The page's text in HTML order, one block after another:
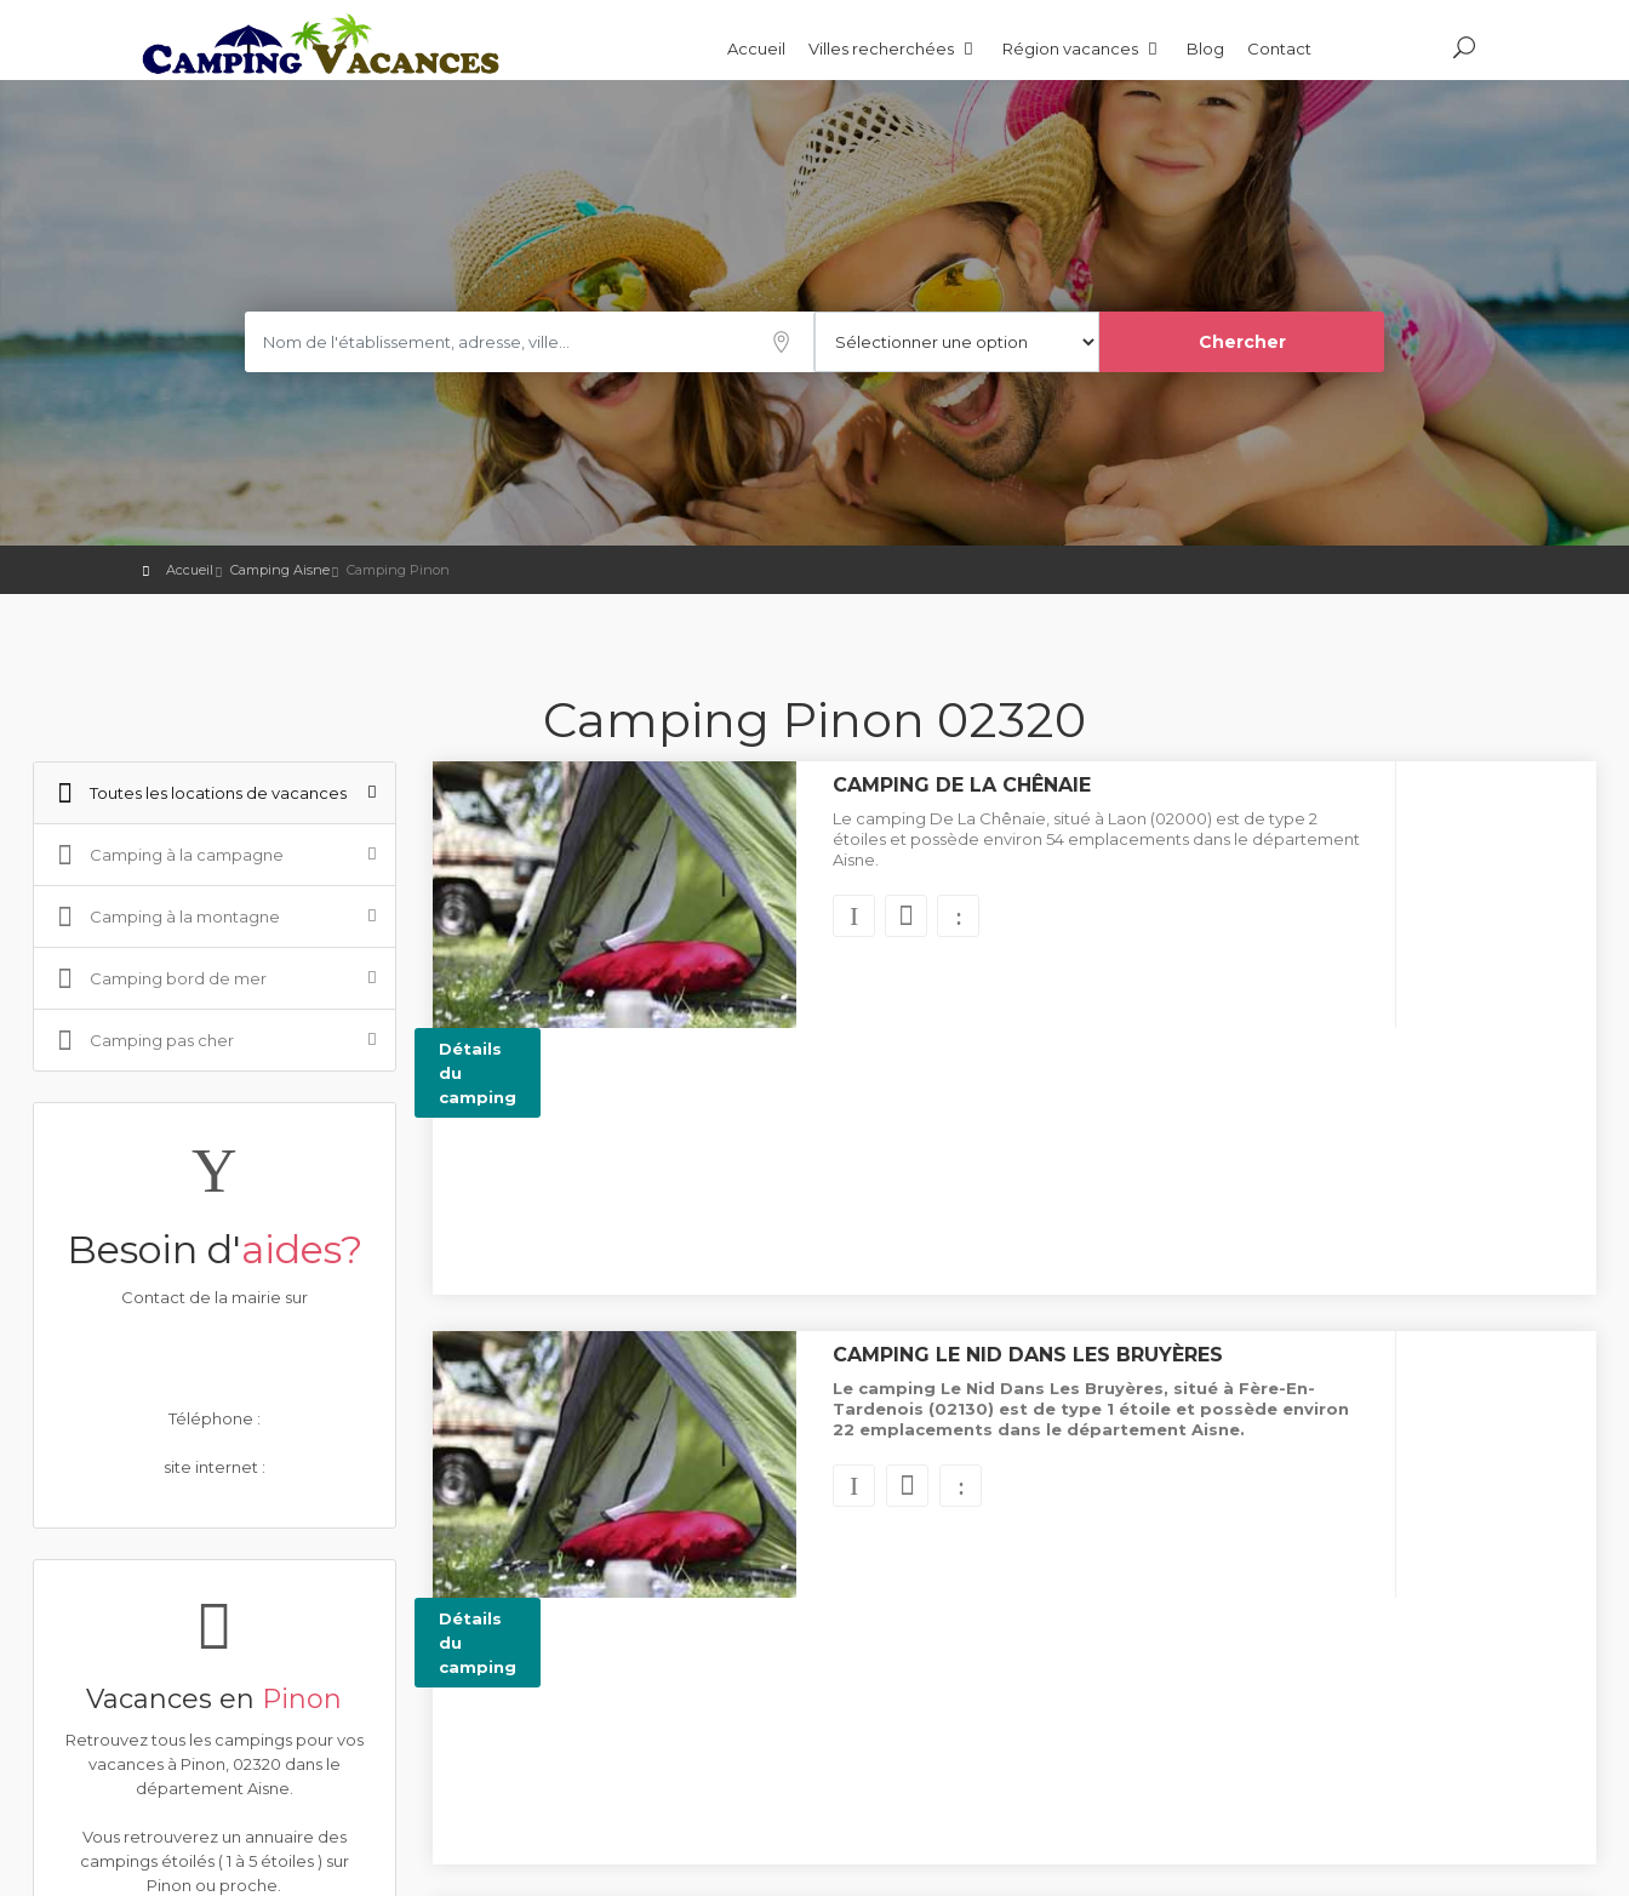
Accueil Villes recherchées Région vacances Blog Contact
Accueil Camping Aisne Camping Pinon
Camping Pinon 02320
Toutes les locations de vacances
Camping à la campagne
Camping à la montagne
Camping bord de mer
Camping pas cher
Besoin d'aides?
Contact de la mairie sur
Téléphone :
site internet :
Vacances en Pinon
Retrouvez tous les campings pour vos
vacances à Pinon, 02320 dans le
département Aisne.
Vous retrouverez un annuaire des
campings étoilés ( 1 à 5 étoiles ) sur
Pinon ou proche.
CAMPING DE LA CHÊNAIE
Le camping De La Chênaie, situé à Laon (02000) est de type 2
étoiles et possède environ 54 emplacements dans le département
Aisne.
Détails
du
camping
CAMPING LE NID DANS LES BRUYÈRES
Le camping Le Nid Dans Les Bruyères, situé à Fère-En-
Tardenois (02130) est de type 1 étoile et possède environ
22 emplacements dans le département Aisne.
Détails
du
camping